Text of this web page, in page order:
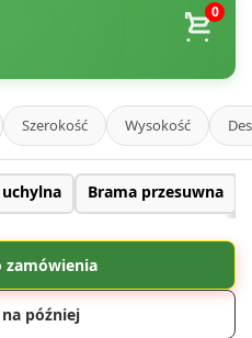
0
Szerokość Wysokość
Brama przesuwna
zamówienia
później